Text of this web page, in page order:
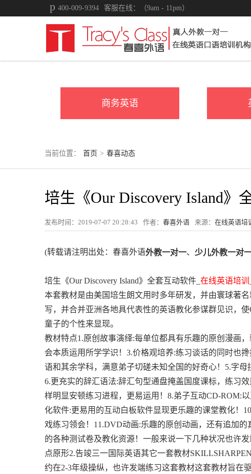
400-009-9394 客服在线：（9am - 11pm）
商务英语
当前位置： 首页 > 春喜动态
培生《Our Discovery Island》
发布时间：2019-07-07 20:28:43 作者： 春喜外语 来源： 在线英语培训
(转载请注明出处：春喜外语外教一对一、 少儿外教一对
培生《Our Discovery Island》全套互动软件_ 在线英语培训
本套教材是由美国培生朗文用时多年研发，并由寰球著
写，并合并亚洲各地具代表性的英语教化参谋群见识，
童子的个性来显现。
教材特点1.原创故事演绎:每单位都具有乐趣的原创漫画
会本质运用所学学识！3.价格观培养:练习谈话的同时也
语和其余学科，满意弟子切磋未知全国的好奇心！5.字母
6.更充实的辞汇语法:辞汇句型通盘掩盖国度课标，练习
样明显安顿练习进程，更易运用！8.弟子互动CD-ROM:
化软件:更易用的互动白板软件显现更乐趣的课堂教化！
戏练习领会！11.DVD动画:乐趣的原创动画，还有追加
的各种测试卷及教化资源！一般来说一下几种状况也许
点原形2.告竣三一国际英语其它一套教材
约在2-3年级操纵，也许发端练习这套教材这套教材旨在